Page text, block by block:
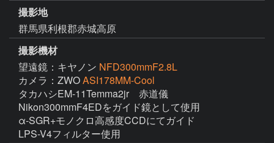
撮影地
群馬県利根郡赤城高原
撮影機材
望遠鏡：キヤノン NFD300mmF2.8L
カメラ：ZWOASI178MM-Cool
タカハシEM-11Temma2jr　赤道儀
Nikon300mmF4EDをガイド鏡として使用
α-SGR+モノクロ高感度CCDにてガイド
LPS-V4フィルター使用